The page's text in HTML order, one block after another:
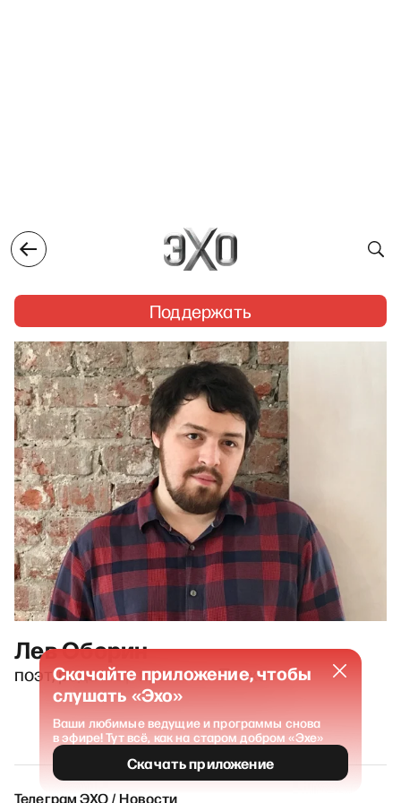
Поддержать
Лев Оборин
поэт, редактор проекта «Полка»
Скачайте приложение, чтобы
слушать «Эхо»
Ваши любимые ведущие и программы снова
в эфире! Тут всё, как на старом добром «Эхе»
Скачать приложение
Телеграм ЭХО / Новости